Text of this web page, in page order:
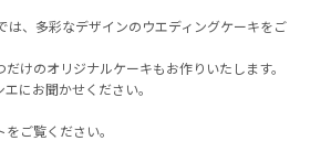
は、多彩なデザインのウエディングケーキをご
けのオリジナルケーキもお作りいたします。
にお聞かせください。
ご覧ください。